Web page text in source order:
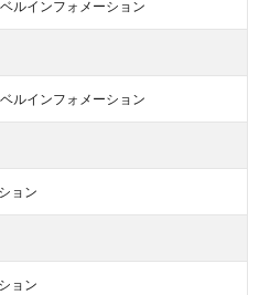
ルインフォメーション
ルインフォメーション
ョン
ョン